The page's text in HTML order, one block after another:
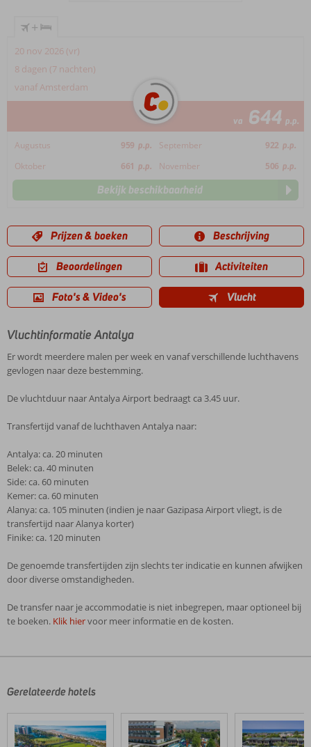
+
20 nov 2026 (vr)
8 dagen (7 nachten)
vanaf Amsterdam
va 644 p.p.
Augustus 959 p.p. September 922 p.p.
Oktober
661 p.p. November 506 p.p.
Bekijk beschikbaarheid
Prijzen & boeken Beschrijving
Beoordelingen Activiteiten
Foto's & Video's Vlucht
Vluchtinformatie Antalya
Er wordt meerdere malen per week en vanaf verschillende luchthavens
gevlogen naar deze bestemming.
De vluchtduur naar Antalya Airport bedraagt ca 3.45 uur.
Transfertijd vanaf de luchthaven Antalya naar:
Antalya: ca. 20 minuten
Belek: ca. 40 minuten
Side: ca. 60 minuten
Kemer: ca. 60 minuten
Alanya: ca. 105 minuten (indien je naar Gazipasa Airport vliegt, is de
transfertijd naar Alanya korter)
Finike: ca. 120 minuten
De genoemde transfertijden zijn slechts ter indicatie en kunnen afwijken
door diverse omstandigheden.
De transfer naar je accommodatie is niet inbegrepen, maar optioneel bij
te boeken. Klik hiervoor meer informatie en de kosten.
door
geschreven
Gerelateerde hotels